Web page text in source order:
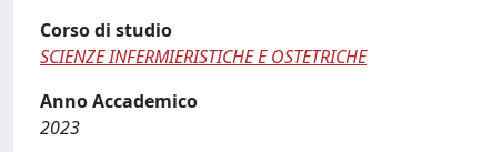
Corso di studio
SCIENZE INFERMIERISTICHE E OSTETRICHE
Anno Accademico
2023